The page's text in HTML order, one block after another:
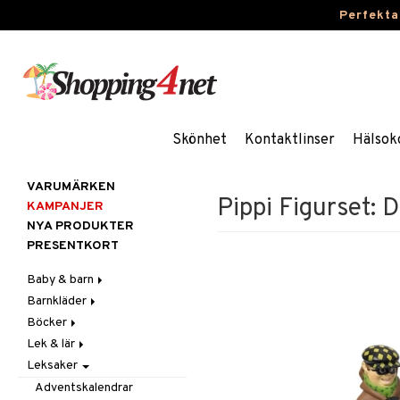
Skönhet Kontaktlinser
Pippi Figurset:
VARUMÄRKEN
KAMPANJER
NYA PRODUKTER
PRESENTKORT
Baby & barn
Accessoarer
För håret
Hattar & Mössor
Övrigt
Plånböcker
Aktivitet
Babygym
Babysitters
Bit & Skallra
Äta
Barnservis
Haklappar
Badrockar & Handdukar
Barnvagnstillbehör
Barnkläder
Accessoarer
Kepsar & Solhattar
Badkläder & UV-kläder
Klänningar
Nederdelar
Böcker
Dagböcker
Läs & Lär
Målarböcker
Lek & lär
Experiment
Inlärningsspel
Leksaker
Adventskalendrar